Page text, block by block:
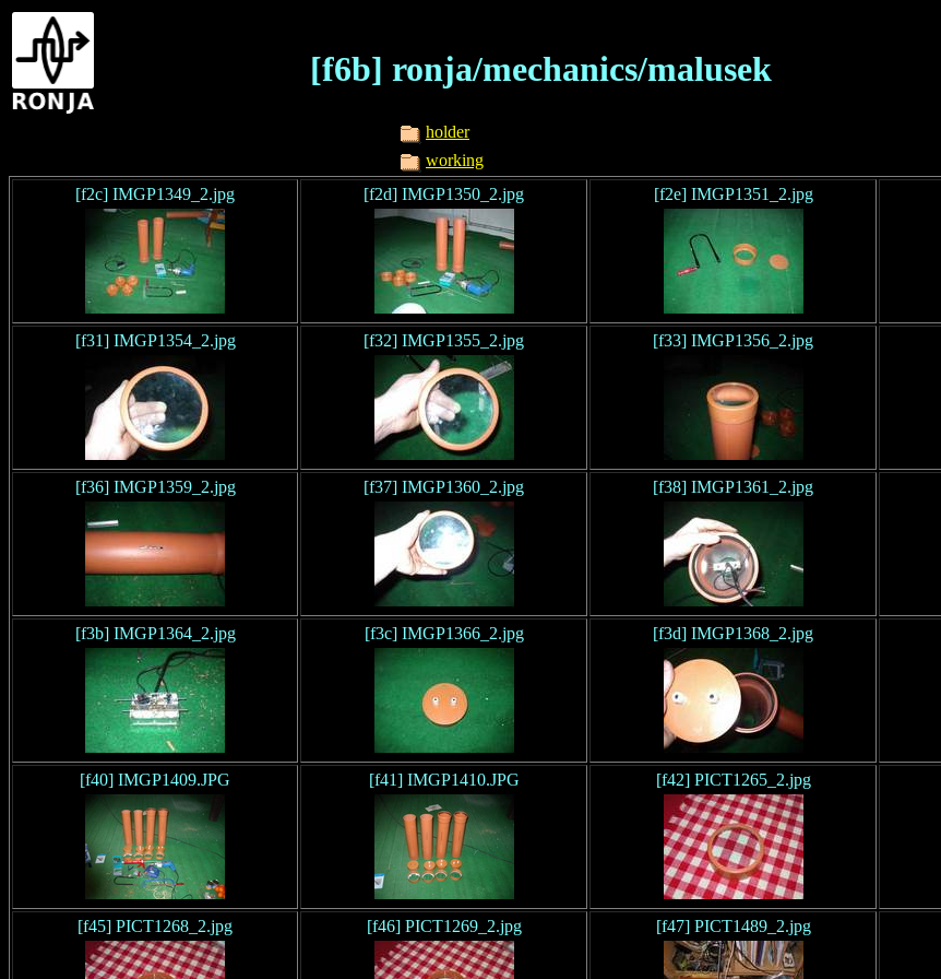
[f6b] ronja/mechanics/malusek
holder
working
[f2c] IMGP1349_2.jpg
[f2d] IMGP1350_2.jpg [f2e] IMGP1351_2.jpg
[f31] IMGP1354_2.jpg [f32] IMGP1355_2.jpg [f33] IMGP1356_2.jpg
[f36] IMGP1359_2.jpg [f37] IMGP1360_2.jpg [f38] IMGP1361_2.jpg
[f3b] IMGP1364_2.jpg [f3c] IMGP1366_2.jpg [f3d] IMGP1368_2.jpg
[f40] IMGP1409.JPG [f41] IMGP1410.JPG [f42] PICT1265_2.jpg
[f45] PICT1268_2.jpg [f46] PICT1269_2.jpg [f47] PICT1489_2.jpg